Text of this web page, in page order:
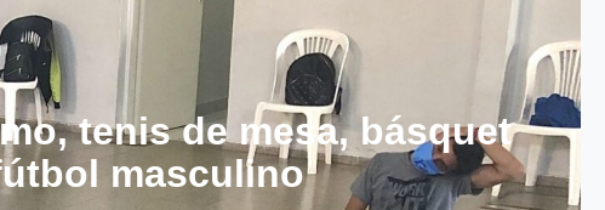
tenis de mesa, básquet
masculino